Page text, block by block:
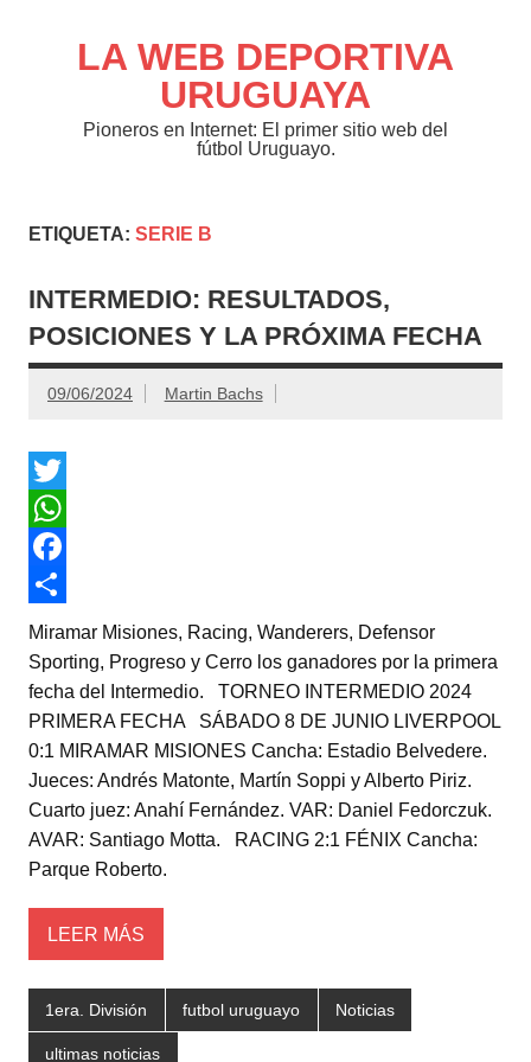
contenidoLA WEB DEPORTIVA
URUGUAYA
Pioneros en Internet: El primer sitio web del
fútbol Uruguayo.
ETIQUETA: SERIE B
INTERMEDIO: RESULTADOS,
POSICIONES Y LA PRÓXIMA FECHA
09/06/2024 Martin Bachs
T
w
t
t
e
W
h
a
t
s
p
p
F
a
c
e
o
o
k
C
o
m
a
r
t
Miramar Misiones, Racing, Wanderers, Defensor
Sporting, Progreso y Cerro los ganadores por la primera
fecha del Intermedio. TORNEO INTERMEDIO 2024
PRIMERA FECHA SÁBADO 8 DE JUNIO LIVERPOOL
0:1 MIRAMAR MISIONES Cancha: Estadio Belvedere.
Jueces: Andrés Matonte, Martín Soppi y Alberto Piriz.
Cuarto juez: Anahí Fernández. VAR: Daniel Fedorczuk.
AVAR: Santiago Motta. RACING 2:1 FÉNIX Cancha:
Parque Roberto.
LEER MÁS
1era. División futbol uruguayo Noticias
ultimas noticias